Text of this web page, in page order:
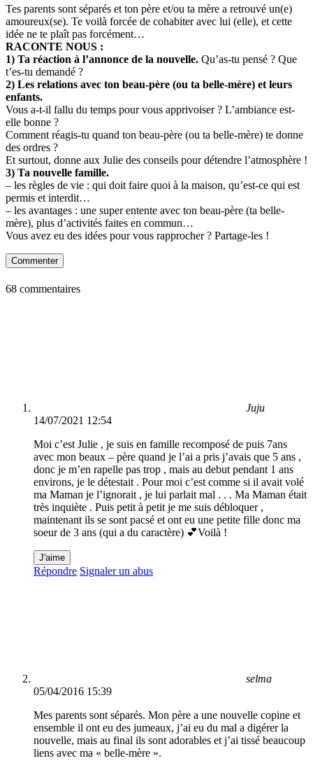
Tes parents sont séparés et ton père et/ou ta mère a retrouvé un(e)
amoureux(se). Te voilà forcée de cohabiter avec lui (elle), et cette
idée ne te plaît pas forcément…
RACONTE NOUS :
1) Ta réaction à l’annonce de la nouvelle. Qu’as-tu pensé ? Que
t’es-tu demandé ?
2) Les relations avec ton beau-père (ou ta belle-mère) et leurs
enfants.
Vous a-t-il fallu du temps pour vous apprivoiser ? L’ambiance est-
elle bonne ?
Comment réagis-tu quand ton beau-père (ou ta belle-mère) te donne
des ordres ?
Et surtout, donne aux Julie des conseils pour détendre l’atmosphère !
3) Ta nouvelle famille.
– les règles de vie : qui doit faire quoi à la maison, qu’est-ce qui est
permis et interdit…
– les avantages : une super entente avec ton beau-père (ta belle-
mère), plus d’activités faites en commun…
Vous avez eu des idées pour vous rapprocher ? Partage-les !
Commenter
68 commentaires
Juju
14/07/2021 12:54
Moi c’est Julie , je suis en famille recomposé de puis 7ans
avec mon beaux – père quand je l’ai a pris j’avais que 5 ans ,
donc je m’en rapelle pas trop , mais au debut pendant 1 ans
environs, je le détestait . Pour moi c’est comme si il avait volé
ma Maman je l’ignorait , je lui parlait mal . . . Ma Maman était
très inquiète . Puis petit à petit je me suis débloquer ,
maintenant ils se sont pacsé et ont eu une petite fille donc ma
soeur de 3 ans (qui a du caractère) 💕Voilà !
J'aime
Répondre Signaler un abus
selma
05/04/2016 15:39
Mes parents sont séparés. Mon père a une nouvelle copine et
ensemble il ont eu des jumeaux, j’ai eu du mal a digérer la
nouvelle, mais au final ils sont adorables et j’ai tissé beaucoup
liens avec ma « belle-mère ».